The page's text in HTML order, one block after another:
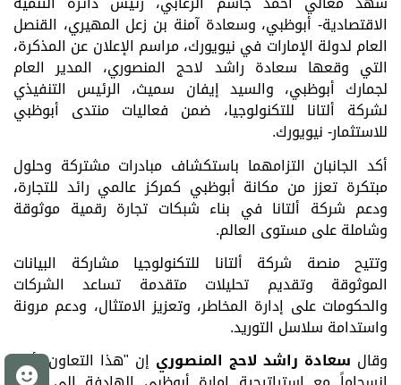
الاقتصادية- أبوظبي، وسعادة آمنة بن زعل المهيري، القنصل
العام لدولة الإمارات في نيويورك، مراسم الإعلان عن المذكرة،
التي وقعها سعادة راشد لاحج المنصوري، المدير العام
لجمارك أبوظبي، والسيد إيفان سميث، الرئيس التنفيذي
لشركة ألتانا للتكنولوجيا، ضمن فعاليات منتدى أبوظبي
للاستثمار-نيويورك.
أكد الجانبان التزامهما باستكشاف مبادرات مشتركة وحلول
مبتكرة تعزز من مكانة أبوظبي كمركز عالمي رائد للتجارة،
ودعم شركة ألتانا في بناء شبكات تجارة رقمية موثوقة
وشاملة على مستوى العالم.
وتتيح منصة شركة ألتانا للتكنولوجيا مشاركة البيانات
الموثوقة وتقديم تحليلات متقدمة تساعد الشركات
والحكومات على إدارة المخاطر، وتعزيز الامتثال، ودعم مرونة
واستدامة سلاسل التوريد.
وقال سعادة راشد لاحج المنصوري إن "هذا التعاون يأتي